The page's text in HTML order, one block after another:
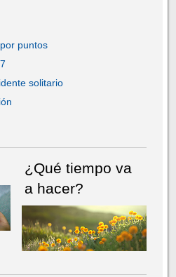
puntos
solitario
¿Qué tiempo va
a hacer?